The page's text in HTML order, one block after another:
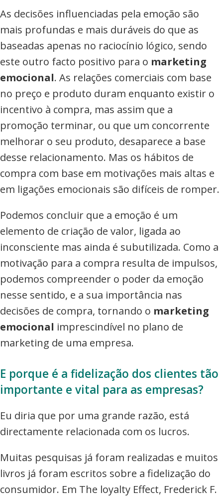
As decisões influenciadas pela emoção são
mais profundas e mais duráveis do que as
baseadas apenas no raciocínio lógico, sendo
este outro facto positivo para o marketing
emocional. As relações comerciais com base
no preço e produto duram enquanto existir o
incentivo à compra, mas assim que a
promoção terminar, ou que um concorrente
melhorar o seu produto, desaparece a base
desse relacionamento. Mas os hábitos de
compra com base em motivações mais altas e
em ligações emocionais são difíceis de romper.
Podemos concluir que a emoção é um
elemento de criação de valor, ligada ao
inconsciente mas ainda é subutilizada. Como a
motivação para a compra resulta de impulsos,
podemos compreender o poder da emoção
nesse sentido, e a sua importância nas
decisões de compra, tornando o marketing
emocional imprescindível no plano de
marketing de uma empresa.
E porque é a fidelização dos clientes tão
importante e vital para as empresas?
Eu diria que por uma grande razão, está
directamente relacionada com os lucros.
Muitas pesquisas já foram realizadas e muitos
livros já foram escritos sobre a fidelização do
consumidor. Em The loyalty Effect, Frederick F.